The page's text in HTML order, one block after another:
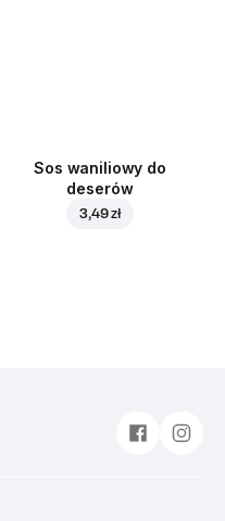
Sos waniliowy do
deserów
3,49 zł